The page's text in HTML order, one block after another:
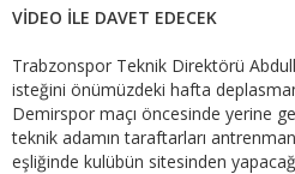
VİDEO İLE DAVET EDECEK
Trabzonspor Teknik Direktörü
isteğini önümüzdeki hafta
Demirspor maçı öncesinde yerine
teknik adamın taraftarları
eşliğinde kulübün sitesinden